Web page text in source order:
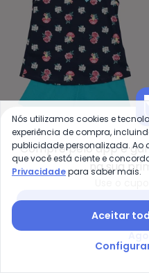
Conjunto Infantil Menina
Estampado (Azul
KYLY
-59%
Compre pelo app e
na sua
Nós utilizamos cookies e
experiência de compra,
publicidade personalizada. Ao
que você está ciente e
Privacidadepara saber mais.
Aceitar